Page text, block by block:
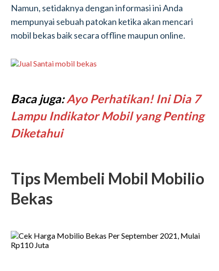
Namun, setidaknya dengan informasi ini Anda
mempunyai sebuah patokan ketika akan mencari
mobil bekas baik secara offline maupun online.
Baca juga:Ayo Perhatikan! Ini Dia 7
Lampu Indikator Mobil yang Penting
Diketahui
Tips Membeli Mobil Mobilio
Bekas